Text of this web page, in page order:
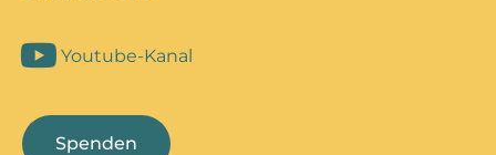
Youtube-Kanal
Spenden